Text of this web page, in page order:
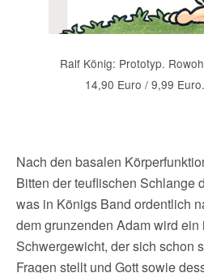
Ralf König: Prototyp.
14,90 Euro / 9,99 Euro.
Nach den basalen
Bitten der teuflischen Schlange
was in Königs Band ordentlich
dem grunzenden Adam wird
Schwergewicht, der sich schon
Fragen stellt und Gott sowie